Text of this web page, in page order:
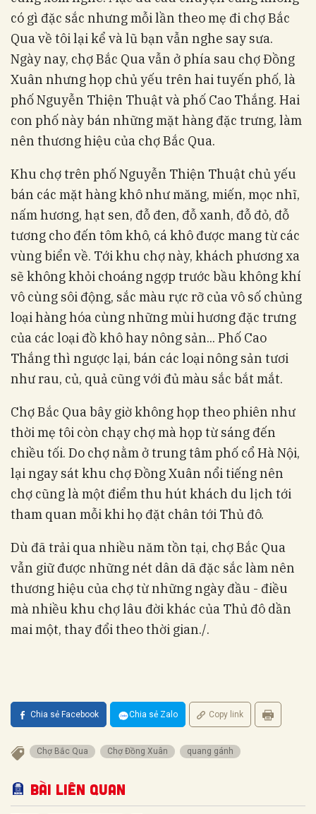
có gì đặc sắc nhưng mỗi lần theo mẹ đi chợ Bắc
Qua về tôi lại kể và lũ bạn vẫn nghe say sưa.
Ngày nay, chợ Bắc Qua vẫn ở phía sau chợ Đồng
Xuân nhưng họp chủ yếu trên hai tuyến phố, là
phố Nguyễn Thiện Thuật và phố Cao Thắng. Hai
con phố này bán những mặt hàng đặc trưng, làm
nên thương hiệu của chợ Bắc Qua.
Khu chợ trên phố Nguyễn Thiện Thuật chủ yếu
bán các mặt hàng khô như măng, miến, mọc nhĩ,
nấm hương, hạt sen, đỗ đen, đỗ xanh, đỗ đỏ, đỗ
tương cho đến tôm khô, cá khô được mang từ các
vùng biển về. Tới khu chợ này, khách phương xa
sẽ không khỏi choáng ngợp trước bầu không khí
vô cùng sôi động, sắc màu rực rỡ của vô số chủng
loại hàng hóa cùng những mùi hương đặc trưng
của các loại đồ khô hay nông sản... Phố Cao
Thắng thì ngược lại, bán các loại nông sản tươi
như rau, củ, quả cũng với đủ màu sắc bắt mắt.
Chợ Bắc Qua bây giờ không họp theo phiên như
thời mẹ tôi còn chạy chợ mà họp từ sáng đến
chiều tối. Do chợ nằm ở trung tâm phố cổ Hà Nội,
lại ngay sát khu chợ Đồng Xuân nổi tiếng nên
chợ cũng là một điểm thu hút khách du lịch tới
tham quan mỗi khi họ đặt chân tới Thủ đô.
Dù đã trải qua nhiều năm tồn tại, chợ Bắc Qua
vẫn giữ được những nét dân dã đặc sắc làm nên
thương hiệu của chợ từ những ngày đầu - điều
mà nhiều khu chợ lâu đời khác của Thủ đô dần
mai một, thay đổi theo thời gian./.
Chia sẻ Facebook Chia sẻ Zalo Copy link
Chợ Bắc Qua Chợ Đồng Xuân quang gánh
Bài liên quan